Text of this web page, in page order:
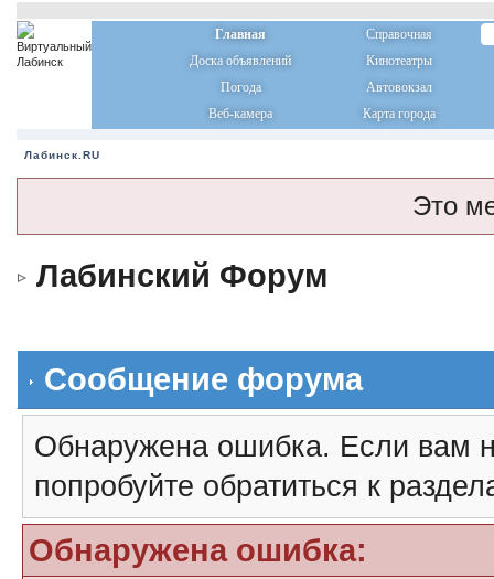
Главная
Справочная
Доска объявлений
Кинотеатры
Погода
Автовокзал
Веб-камера
Карта города
Лабинск.RU
Это
Лабинский Форум
Сообщение форума
Обнаружена ошибка. Если вам
попробуйте обратиться к
Обнаружена ошибка: